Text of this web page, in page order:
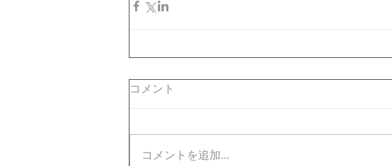
コメント
コメントを追加…